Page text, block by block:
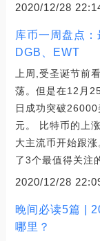
2020/12/28
库币一周盘点
DGB、EWT
上周,受圣诞节前
荡。但是在12月
日成功突破
元。 比特币的上
大主流币开始跟
了3个最值得关注
2020/12/28
晚间必读5篇 |
哪里？